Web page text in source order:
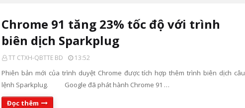
Chrome 91 tăng 23% tốc độ với trình
biên dịch Sparkplug
TT CTXH-QBTTE BD 13:52
Phiên bản mới của trình duyệt Chrome được tích hợp thêm trình biên dịch câu
lệnh Sparkplug. Google đã phát hành Chrome 91 …
Đọc thêm